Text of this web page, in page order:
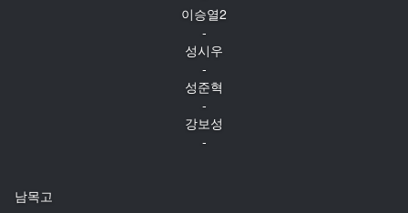
이승열2
-
성시우
-
성준혁
-
강보성
-
남목고